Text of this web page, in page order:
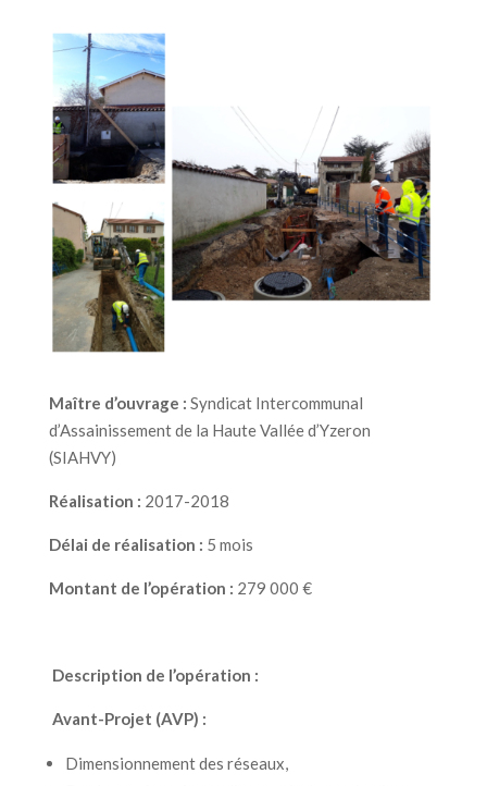
Maître d’ouvrage : Syndicat Intercommunal
d’Assainissement de la Haute Vallée d’Yzeron
(SIAHVY)
Réalisation : 2017-2018
Délai de réalisation : 5 mois
Montant de l’opération : 279 000 €
Description de l’opération :
Avant-Projet (AVP) :
Dimensionnement des réseaux,